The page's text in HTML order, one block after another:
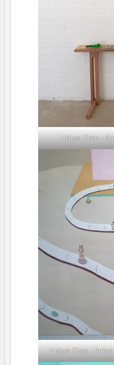
Linhuei Chen –
Linhuei Chen –